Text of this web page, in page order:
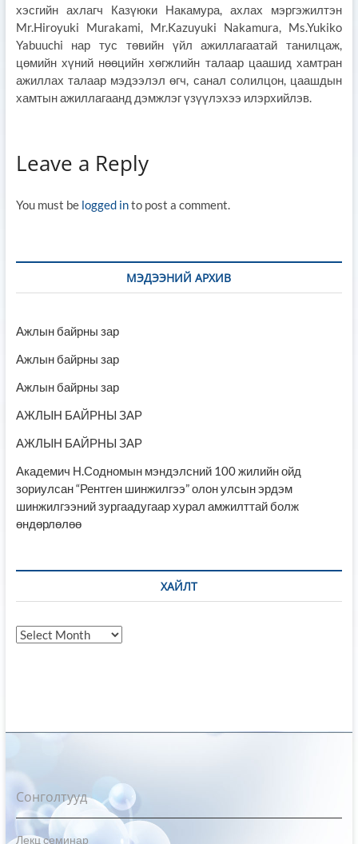
хэсгийн ахлагч Казүюки Накамура, ахлах мэргэжилтэн
Mr.Hiroyuki Murakami, Mr.Kazuyuki Nakamura, Ms.Yukiko
Yabuuchi нар тус төвийн үйл ажиллагаатай танилцаж,
цөмийн хүний нөөцийн хөгжлийн талаар цаашид хамтран
ажиллах талаар мэдээлэл өгч, санал солилцон, цаашдын
хамтын ажиллагаанд дэмжлэг үзүүлэхээ илэрхийлэв.
Leave a Reply
You must be logged into post a comment.
МЭДЭЭНИЙ АРХИВ
Ажлын байрны зар
Ажлын байрны зар
Ажлын байрны зар
АЖЛЫН БАЙРНЫ ЗАР
АЖЛЫН БАЙРНЫ ЗАР
Академич Н.Содномын мэндэлсний 100 жилийн ойд
зориулсан “Рентген шинжилгээ” олон улсын эрдэм
шинжилгээний зургаадугаар хурал амжилттай болж
өндөрлөлөө
ХАЙЛТ
Хайлт
Сонголтууд
Лекц семинар